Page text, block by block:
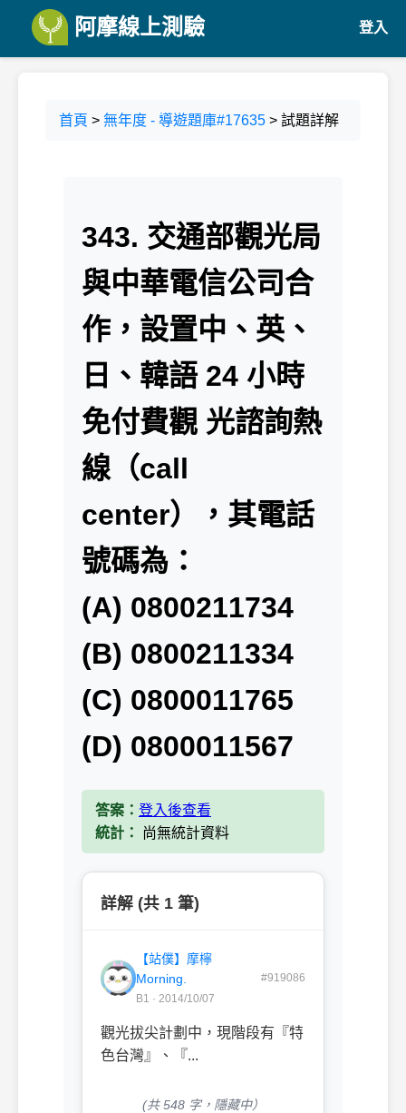
阿摩線上測驗 登入
首頁 > 無年度 - 導遊題庫#17635 > 試題詳解
343. 交通部觀光局
與中華電信公司合
作，設置中、英、
日、韓語 24 小時
免付費觀 光諮詢熱
線（call
center），其電話
號碼為：
(A) 0800211734
(B) 0800211334
(C) 0800011765
(D) 0800011567
答案： 登入後查看
統計：
尚無統計資料
詳解 (共 1 筆)
【站僕】摩檸
Morning.
B1 · 2014/10/07
#919086
觀光拔尖計劃中，現階段有『特
色台灣』、『...
(共 548 字，隱藏中）